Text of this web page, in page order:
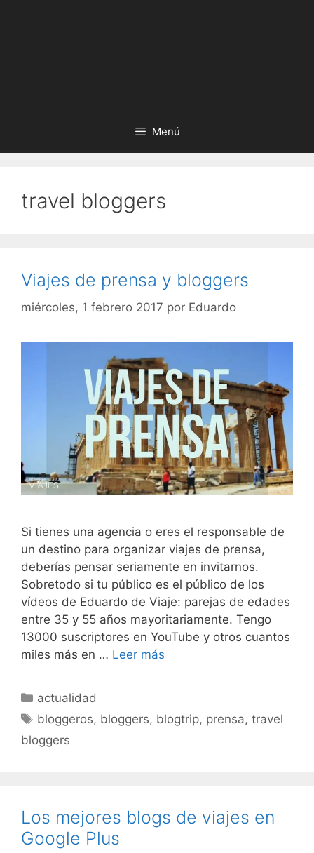
Menú
travel bloggers
Viajes de prensa y bloggers
miércoles, 1 febrero 2017 por Eduardo
Si tienes una agencia o eres el responsable de
un destino para organizar viajes de prensa,
deberías pensar seriamente en invitarnos.
Sobretodo si tu público es el público de los
vídeos de Eduardo de Viaje: parejas de edades
entre 35 y 55 años mayoritariamente. Tengo
13000 suscriptores en YouTube y otros cuantos
miles más en … Leer más
Categorías
actualidad
Etiquetas
bloggeros, bloggers, blogtrip, prensa,travel
bloggers
Los mejores blogs de viajes en
Google Plus